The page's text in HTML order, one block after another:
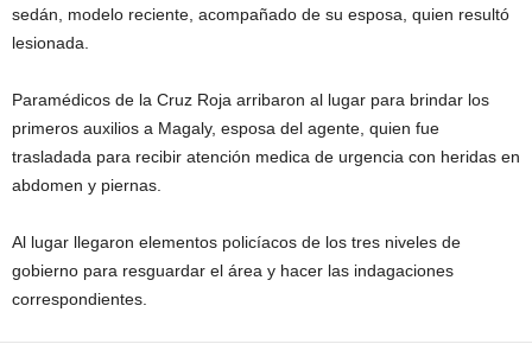
sedán, modelo reciente, acompañado de su esposa, quien resultó
lesionada.
Paramédicos de la Cruz Roja arribaron al lugar para brindar los
primeros auxilios a Magaly, esposa del agente, quien fue
trasladada para recibir atención medica de urgencia con heridas en
abdomen y piernas.
Al lugar llegaron elementos policíacos de los tres niveles de
gobierno para resguardar el área y hacer las indagaciones
correspondientes.